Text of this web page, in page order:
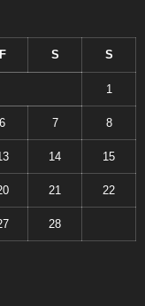
F S S
1
6 7 8
14 15
21 22
28